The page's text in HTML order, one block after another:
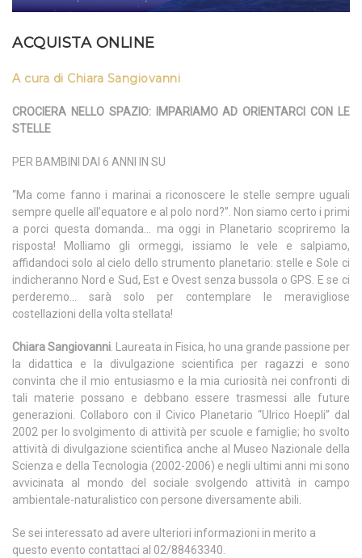
ACQUISTA ONLINE
A cura di Chiara Sangiovanni
CROCIERA NELLO SPAZIO: IMPARIAMO AD ORIENTARCI CON LE
STELLE
PER BAMBINI DAI 6 ANNI IN SU
“Ma come fanno i marinai a riconoscere le stelle sempre uguali
sempre quelle all’equatore e al polo nord?”. Non siamo certo i primi
a porci questa domanda… ma oggi in Planetario scopriremo la
risposta! Molliamo gli ormeggi, issiamo le vele e salpiamo,
affidandoci solo al cielo dello strumento planetario: stelle e Sole ci
indicheranno Nord e Sud, Est e Ovest senza bussola o GPS. E se ci
perderemo… sarà solo per contemplare le meravigliose
costellazioni della volta stellata!
Chiara Sangiovanni. Laureata in Fisica, ho una grande passione per
la didattica e la divulgazione scientifica per ragazzi e sono
convinta che il mio entusiasmo e la mia curiosità nei confronti di
tali materie possano e debbano essere trasmessi alle future
generazioni. Collaboro con il Civico Planetario “Ulrico Hoepli” dal
2002 per lo svolgimento di attività per scuole e famiglie; ho svolto
attività di divulgazione scientifica anche al Museo Nazionale della
Scienza e della Tecnologia (2002-2006) e negli ultimi anni mi sono
avvicinata al mondo del sociale svolgendo attività in campo
ambientale-naturalistico con persone diversamente abili.
Se sei interessato ad avere ulteriori informazioni in merito a
questo evento contattaci al 02/88463340.